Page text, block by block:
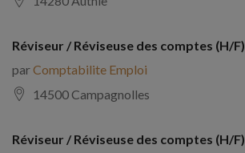
Réviseur / Réviseuse des comptes (H/F)
parComptabilite Emploi
14500 Campagnolles
Réviseur / Réviseuse des comptes (H/F)